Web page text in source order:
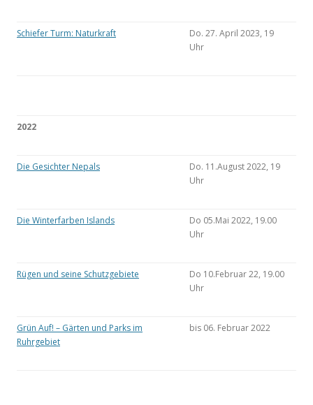
Schiefer Turm: Naturkraft
Do. 27. April 2023, 19
Uhr
2022
Die Gesichter Nepals
Do. 11.August 2022, 19
Uhr
Die Winterfarben Islands
Do 05.Mai 2022, 19.00
Uhr
Rügen und seine Schutzgebiete
Do 10.Februar 22, 19.00
Uhr
Grün Auf! – Gärten und Parks im
Ruhrgebiet
bis 06. Februar 2022